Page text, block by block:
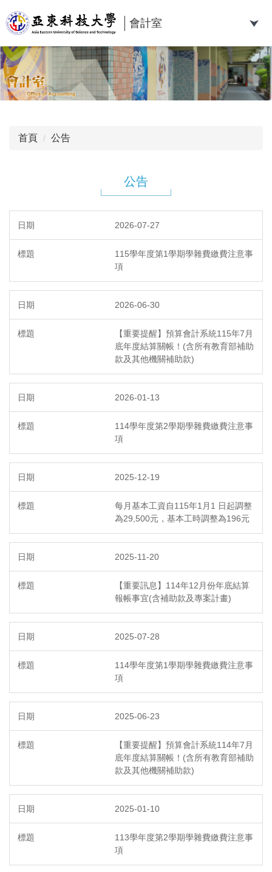
到
主
要
內
容
區
會計室
首頁 公告
公告
2026-07-27
115學年度第1學期學雜費繳費注意事
項
2026-06-30
【重要提醒】預算會計系統115年7月
底年度結算關帳！(含所有教育部補助
款及其他機關補助款)
2026-01-13
114學年度第2學期學雜費繳費注意事
項
2025-12-19
每月基本工資自115年1月1 日起調整
為29,500元，基本工時調整為196元
2025-11-20
【重要訊息】114年12月份年底結算
報帳事宜(含補助款及專案計畫)
2025-07-28
114學年度第1學期學雜費繳費注意事
項
2025-06-23
【重要提醒】預算會計系統114年7月
底年度結算關帳！(含所有教育部補助
款及其他機關補助款)
2025-01-10
113學年度第2學期學雜費繳費注意事
項